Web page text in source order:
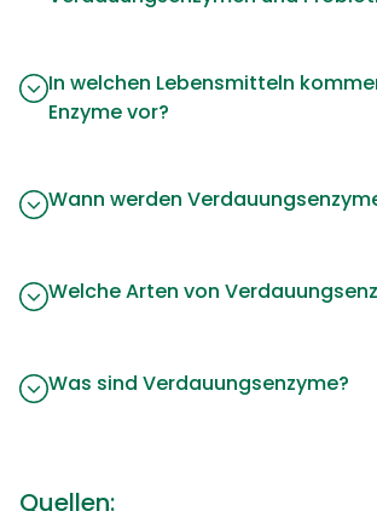
In welchen Lebensmitteln
Enzyme vor?
Wann werden
Welche Arten von
Was sind Verdauungsenzyme?
Quellen: